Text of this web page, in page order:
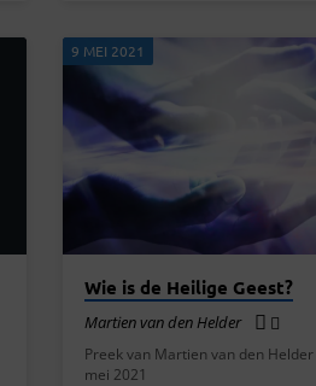
speelveld, dat is niet binnen de
maar buiten in de echte wereld. Dit
allemaal aan de hand van Efeziërs
Ik, die gevangen zit omwille van de
vraag u dan ook dringend de weg
die past bij de roeping die u hebt
ontvangen:…
9 MEI 2021
Wie is de Heilige Geest?
Martien van den Helder
Preek van Martien van den Helder
mei 2021